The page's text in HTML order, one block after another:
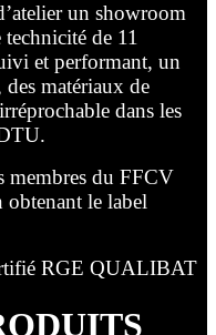
un showroom
de 11
et performant, un
matériaux de
dans les
membres du FFCV
obtenant le label
RGE QUALIBAT